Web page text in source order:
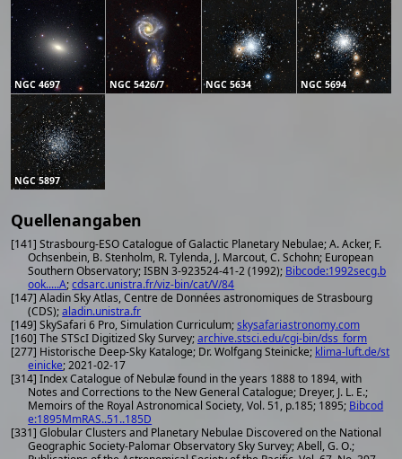
NGC 4697 NGC 5426/7 NGC 5634 NGC 5694
NGC 5897
Quellenangaben
[141] Strasbourg-ESO Catalogue of Galactic Planetary Nebulae; A. Acker, F.
Ochsenbein, B. Stenholm, R. Tylenda, J. Marcout, C. Schohn; European
Southern Observatory; ISBN 3-923524-41-2 (1992); Bibcode:1992secg.b
ook.....A;cdsarc.unistra.fr/viz-bin/cat/V/84
[147] Aladin Sky Atlas, Centre de Données astronomiques de Strasbourg
(CDS);aladin.unistra.fr
[149] SkySafari 6 Pro, Simulation Curriculum;skysafariastronomy.com
[160] The STScI Digitized Sky Survey;archive.stsci.edu/cgi-bin/dss_form
[277] Historische Deep-Sky Kataloge; Dr. Wolfgang Steinicke; klima-luft.de/st
einicke; 2021-02-17
[314] Index Catalogue of Nebulæ found in the years 1888 to 1894, with
Notes and Corrections to the New General Catalogue; Dreyer, J. L. E.;
Memoirs of the Royal Astronomical Society, Vol. 51, p.185; 1895; Bibcod
e:1895MmRAS..51..185D
[331] Globular Clusters and Planetary Nebulae Discovered on the National
Geographic Society-Palomar Observatory Sky Survey; Abell, G. O.;